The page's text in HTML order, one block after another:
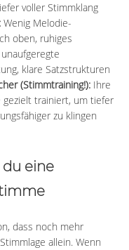
voller Stimmklang
Wenig Melodie-
oben, ruhiges
klare Satzstrukturen
(Stimmtraining!): Ihre
gezielt trainiert, um tiefer
zu klingen
eine
dass noch mehr
allein. Wenn